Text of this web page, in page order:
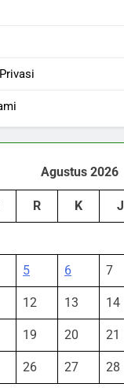
Agustus 2026
R K J
5 6 7
12 13 14
19 20 21
26 27 28